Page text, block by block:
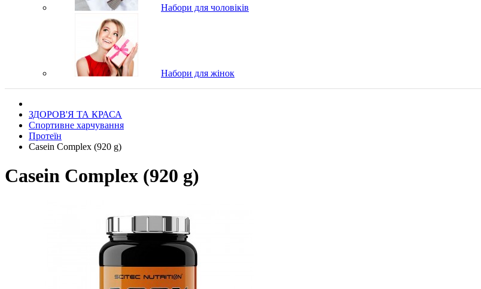
Набори для чоловіків
Набори для жінок
ЗДОРОВ'Я ТА КРАСА
Спортивне харчування
Протеїн
Casein Complex (920 g)
Casein Complex (920 g)